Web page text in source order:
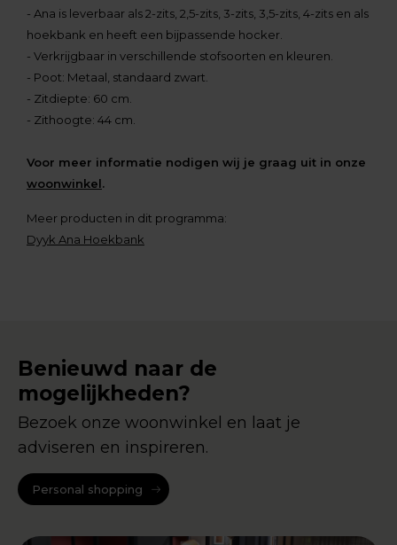
- Ana is leverbaar als 2-zits, 2,5-zits, 3-zits, 3,5-zits, 4-zits en als
hoekbank en heeft een bijpassende hocker.
- Verkrijgbaar in verschillende stofsoorten en kleuren.
- Poot: Metaal, standaard zwart.
- Zitdiepte: 60 cm.
- Zithoogte: 44 cm.
Voor meer informatie nodigen wij je graag uit in onze
woonwinkel.
Meer producten in dit programma:
Dyyk Ana Hoekbank
Benieuwd naar de
mogelijkheden?
Bezoek onze woonwinkel en laat je
adviseren en inspireren.
Personal shopping